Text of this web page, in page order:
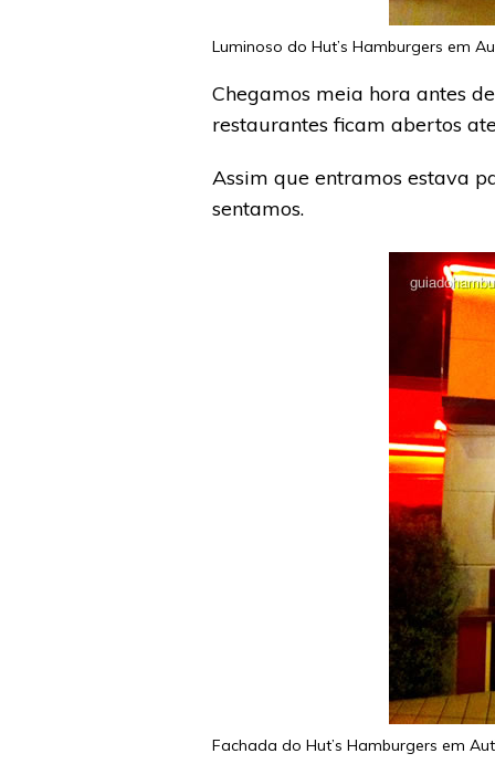
Luminoso do Hut’s Hamburgers em
Chegamos meia hora antes
restaurantes ficam abertos
Assim que entramos estava
sentamos.
Fachada do Hut’s Hamburgers em